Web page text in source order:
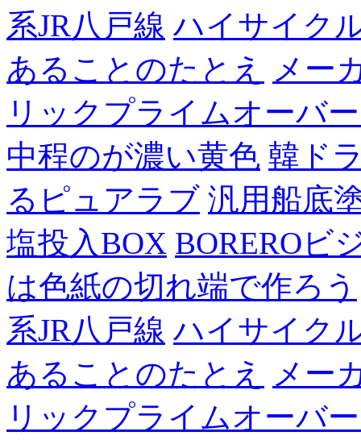
系JR八戸線 ハイサイク
あることのたとえ
メー
リックプライムオーバ
中程のが濃い黄色 韓ド
るピュアラブ 汎用船底
塩投入BOX BOREROビ
は色紙の切れ端で作ろう
系JR八戸線 ハイサイク
あることのたとえ
メー
リックプライムオーバ